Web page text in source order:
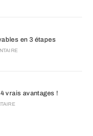
en 3 étapes
vrais avantages !